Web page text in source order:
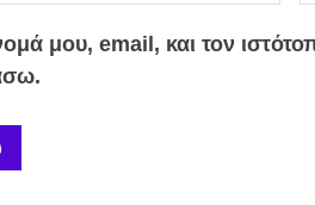
μου, email, και τον